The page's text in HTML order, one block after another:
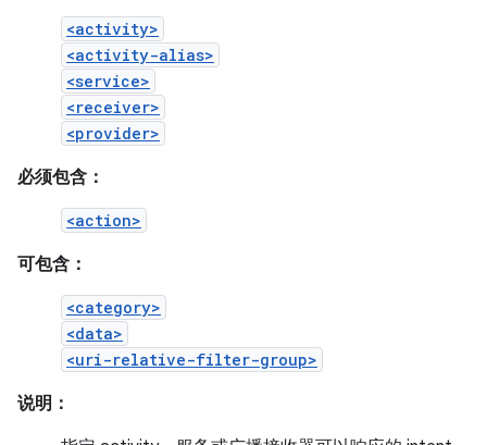
<activity>
<activity-alias>
<service>
<receiver>
<provider>
必须包含：
<action>
可包含：
<category>
<data>
<uri-relative-filter-group>
说明：